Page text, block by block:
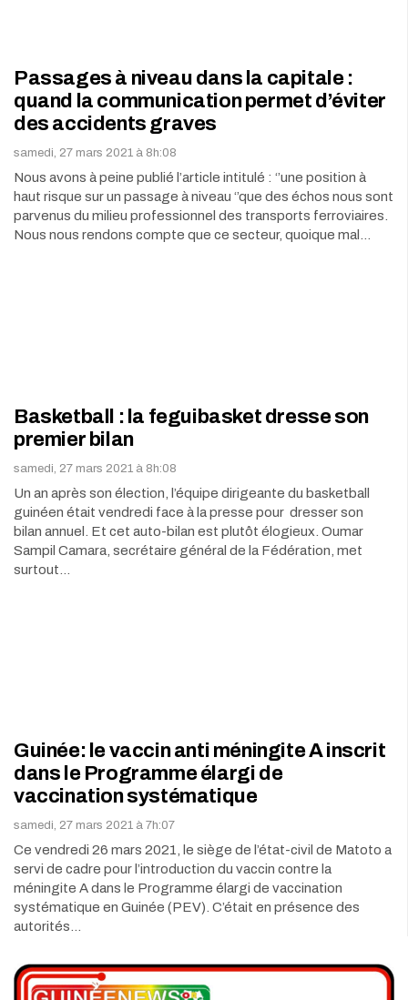
Passages à niveau dans la capitale :
quand la communication permet d’éviter
des accidents graves
samedi, 27 mars 2021 à 8h:08
Nous avons à peine publié l’article intitulé : ‘’une position à
haut risque sur un passage à niveau ‘’que des échos nous sont
parvenus du milieu professionnel des transports ferroviaires.
Nous nous rendons compte que ce secteur, quoique mal…
Basketball : la feguibasket dresse son
premier bilan
samedi, 27 mars 2021 à 8h:08
Un an après son élection, l’équipe dirigeante du basketball
guinéen était vendredi face à la presse pour dresser son
bilan annuel. Et cet auto-bilan est plutôt élogieux. Oumar
Sampil Camara, secrétaire général de la Fédération, met
surtout…
Guinée: le vaccin anti méningite A inscrit
dans le Programme élargi de
vaccination systématique
samedi, 27 mars 2021 à 7h:07
Ce vendredi 26 mars 2021, le siège de l’état-civil de Matoto a
servi de cadre pour l’introduction du vaccin contre la
méningite A dans le Programme élargi de vaccination
systématique en Guinée (PEV). C’était en présence des
autorités…